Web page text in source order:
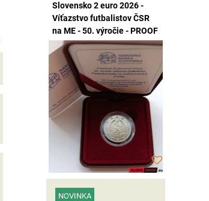
Slovensko 2 euro 2026 -
Víťazstvo futbalistov ČSR
na ME - 50. výročie - PROOF
NOVINKA